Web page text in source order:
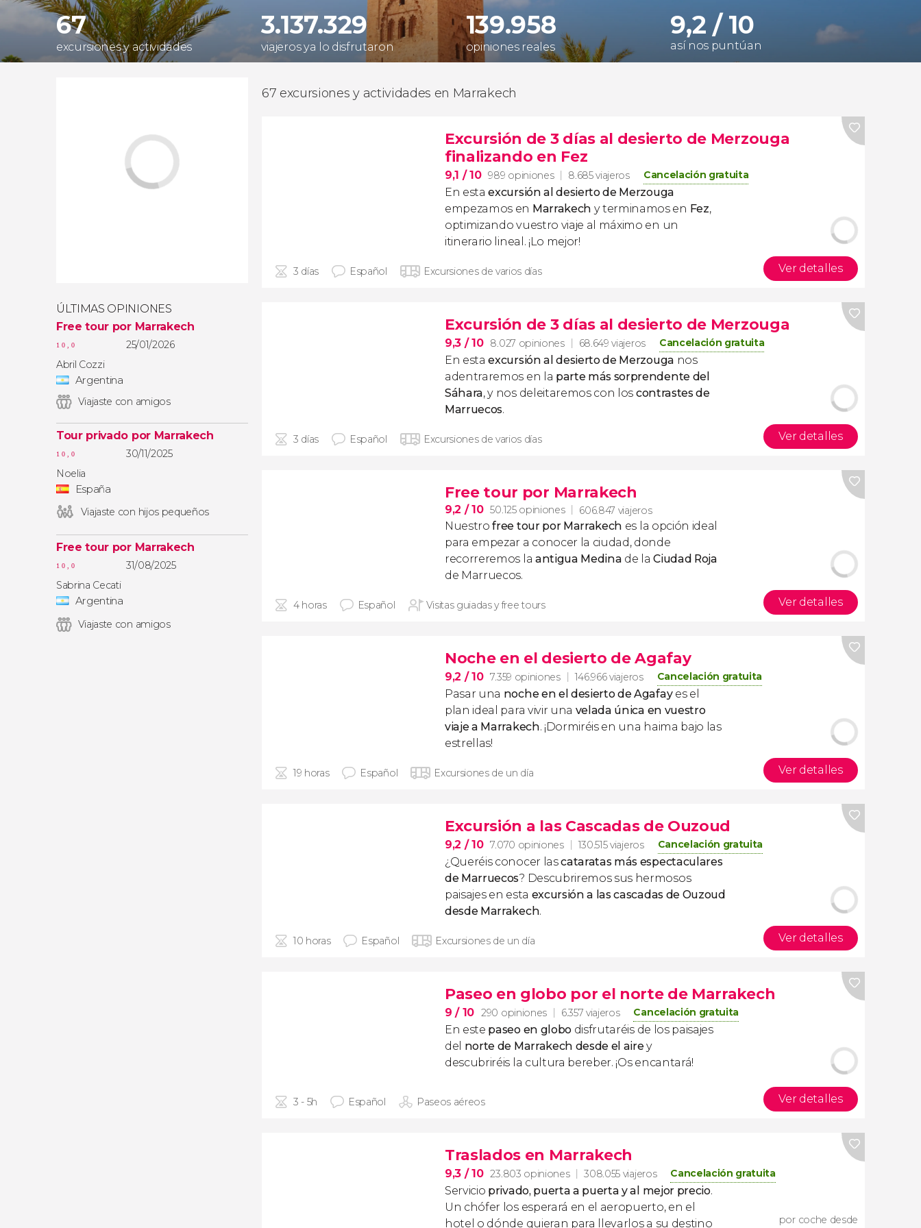
67
excursiones y actividades
3.137.329
viajeros ya lo disfrutaron
139.958
opiniones reales
9,2 / 10
así nos puntúan
ÚLTIMAS OPINIONES
Free tour por Marrakech
10,0
25/01/2026
Abril Cozzi
Argentina
Viajaste con amigos
Tour privado por Marrakech
10,0
30/11/2025
Noelia
España
Viajaste con hijos pequeños
Free tour por Marrakech
10,0
31/08/2025
Sabrina Cecati
Argentina
Viajaste con amigos
67 excursiones y actividades en Marrakech
Excursión de 3 días al desierto de Merzouga
finalizando en Fez
9,1 / 10 989 opiniones 8.685 viajeros Cancelación gratuita
En estaexcursión al desierto de Merzouga
empezamos en Marrakech y terminamos en Fez,
optimizando vuestro viaje al máximo en un
itinerario lineal. ¡Lo mejor!
3 días Español Excursiones de varios días Ver detalles
Excursión de 3 días al desierto de Merzouga
9,3 / 10 8.027 opiniones 68.649 viajeros Cancelación gratuita
En estaexcursión al desierto de Merzouga nos
adentraremos en la parte más sorprendente del
Sáhara, y nos deleitaremos con los contrastes de
Marruecos.
3 días Español Excursiones de varios días Ver detalles
Free tour por Marrakech
9,2 / 10 50.125 opiniones 606.847 viajeros
Nuestrofree tour por Marrakech es la opción ideal
para empezar a conocer la ciudad, donde
recorreremos la antigua Medina de laCiudad Roja
de Marruecos.
4 horas Español Visitas guiadas y free tours Ver detalles
Noche en el desierto de Agafay
9,2 / 10 7.359 opiniones 146.966 viajeros Cancelación gratuita
Pasar una noche en el desierto de Agafayes el
plan ideal para vivir una velada única en vuestro
viaje a Marrakech. ¡Dormiréis en una haima bajo las
estrellas!
19 horas Español Excursiones de un día Ver detalles
Excursión a las Cascadas de Ouzoud
9,2 / 10 7.070 opiniones 130.515 viajeros Cancelación gratuita
¿Queréis conocer lascataratas más espectaculares
de Marruecos? Descubriremos sus hermosos
paisajes en esta excursión a las cascadas de Ouzoud
desde Marrakech.
10 horas Español Excursiones de un día Ver detalles
Paseo en globo por el norte de Marrakech
9/ 10 290 opiniones 6.357 viajeros Cancelación gratuita
En este paseo en globodisfrutaréis de los paisajes
del norte de Marrakech desde el airey
descubriréis la cultura bereber. ¡Os encantará!
3 - 5h Español Paseos aéreos Ver detalles
Traslados en Marrakech
9,3 / 10 23.803 opiniones 308.055 viajeros Cancelación gratuita
Servicio privado, puerta a puerta y al mejor precio.
Un chófer los esperará en el aeropuerto, en el
hotel o dónde quieran para llevarlos a su destino
por coche desde